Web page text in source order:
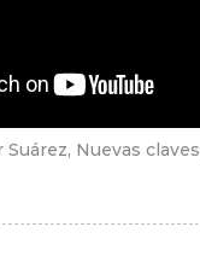
Suárez, Nuevas